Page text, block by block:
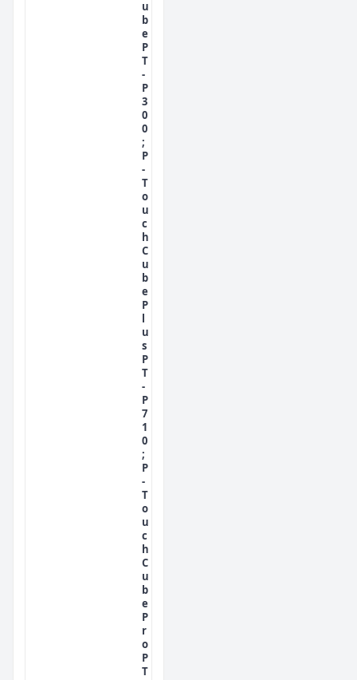
u
b
e
P
T
-
P
3
0
0
;
P
-
T
o
u
c
h
C
u
b
e
P
l
u
s
P
T
-
P
7
1
0
;
P
-
T
o
u
c
h
C
u
b
e
P
r
o
P
T